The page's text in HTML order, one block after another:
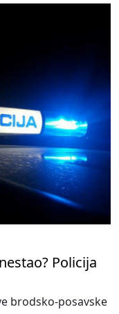
Policija
brodsko-posavske